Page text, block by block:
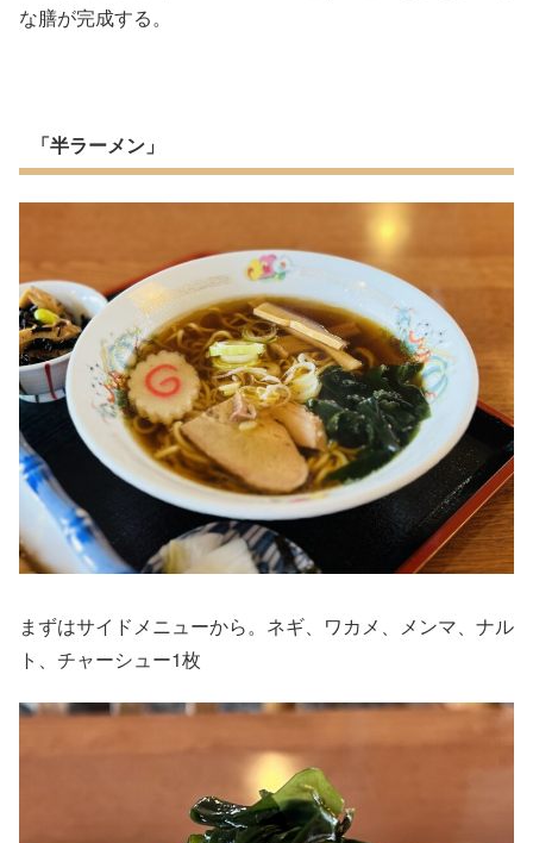
な膳が完成する。
「半ラーメン」
まずはサイドメニューから。ネギ、ワカメ、メンマ、ナル
ト、チャーシュー1枚